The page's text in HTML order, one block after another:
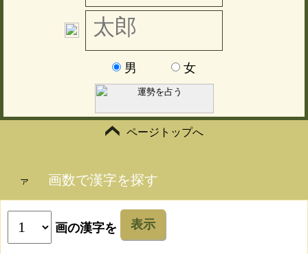
男 女
ページトップへ
画数で漢字を探す
画の漢字を 表示